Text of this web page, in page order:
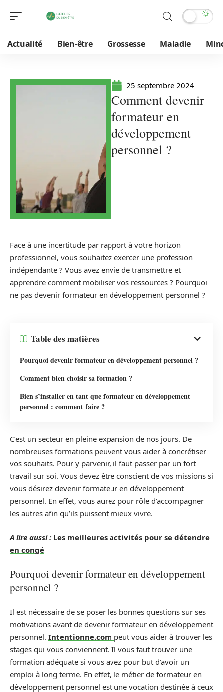
Actualité Bien-être Grossesse Maladie
25 septembre 2024
Comment devenir
formateur en
développement
personnel ?
Face à une incertitude par rapport à votre horizon
professionnel, vous souhaitez exercer une profession
indépendante ? Vous avez envie de transmettre et
apprendre comment mobiliser vos ressources ? Pourquoi
ne pas devenir formateur en développement personnel ?
Table des matières
Pourquoi devenir formateur en développement personnel ?
Comment bien choisir sa formation ?
Bien s’installer en tant que formateur en développement
personnel : comment faire ?
C’est un secteur en pleine expansion de nos jours. De
nombreuses formations peuvent vous aider à concrétiser
vos souhaits. Pour y parvenir, il faut passer par un fort
travail sur soi. Vous devez être conscient de vos missions si
vous désirez devenir formateur en développement
personnel. En effet, vous aurez pour rôle d’accompagner
les autres afin qu’ils puissent mieux vivre.
A lire aussi : Les meilleures activités pour se détendre
en congé
Pourquoi devenir formateur en développement
personnel ?
Il est nécessaire de se poser les bonnes questions sur ses
motivations avant de devenir formateur en développement
personnel. Intentionne.com peut vous aider à trouver les
stages qui vous conviennent. Il vous faut trouver une
formation adéquate si vous avez pour but d’avoir un
emploi à long terme. En effet, le métier de formateur en
développement personnel est une vocation destinée à ceux